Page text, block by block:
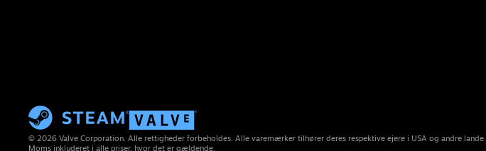
© 2026 Valve Corporation. Alle rettigheder forbeholdes. Alle varemærker tilhører deres respektive ejere i USA og andre lande.
Moms inkluderet i alle priser, hvor det er gældende.